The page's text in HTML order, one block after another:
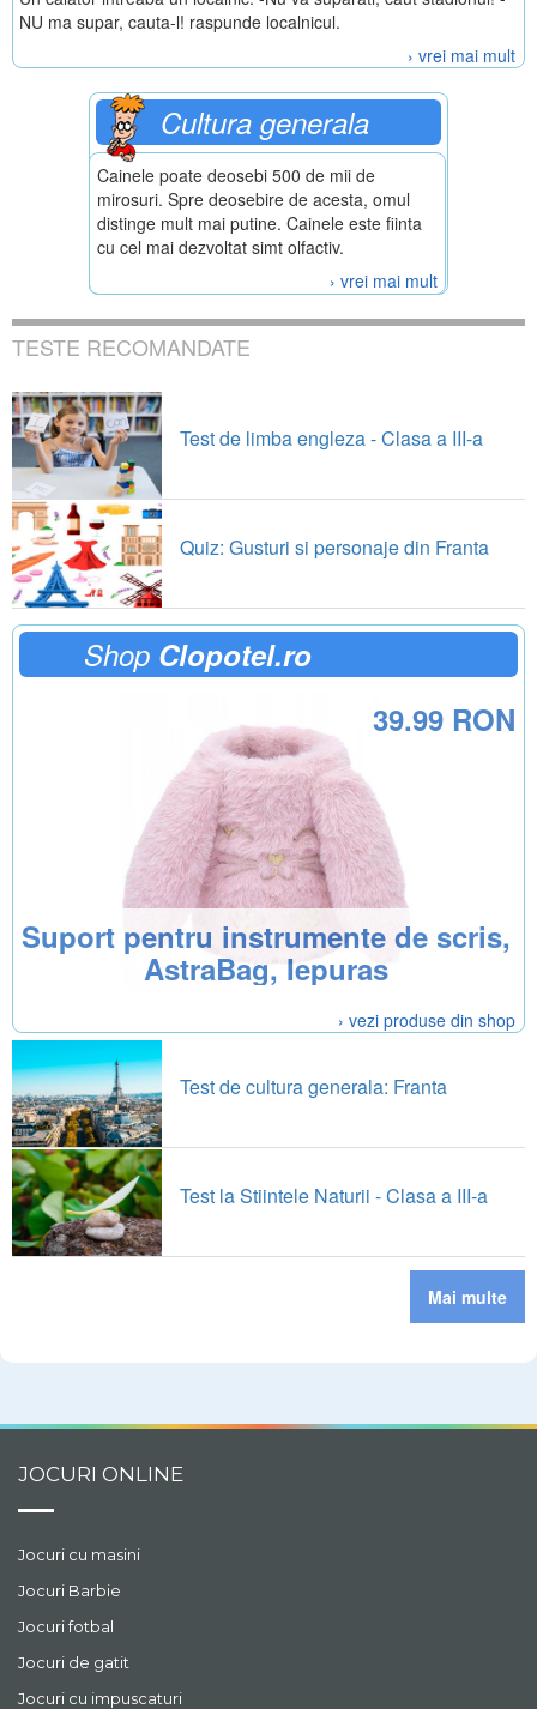
NU ma supar, cauta-l! raspunde localnicul.
› vrei mai mult
Cultura generala
Cainele poate deosebi 500 de mii de
mirosuri. Spre deosebire de acesta, omul
distinge mult mai putine. Cainele este fiinta
cu cel mai dezvoltat simt olfactiv.
› vrei mai mult
TESTE RECOMANDATE
Test de limba engleza - Clasa a III-a
Quiz: Gusturi si personaje din Franta
Shop Clopotel.ro
Suport pentru instrumente de scris,
AstraBag, Iepuras
39.99 RON
› vezi produse din shop
Test de cultura generala: Franta
Test la Stiintele Naturii - Clasa a III-a
Mai multe
JOCURI ONLINE
Jocuri cu masini
Jocuri Barbie
Jocuri fotbal
Jocuri de gatit
Jocuri cu impuscaturi